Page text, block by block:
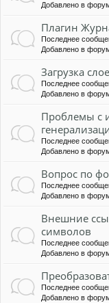
Добавлено в
Плагин
Последнее
Добавлено в
Загрузка
Последнее
Добавлено в
Проблемы с
Последнее
Добавлено в
Вопрос по
Последнее
Добавлено в
Внешние
символов
Последнее
Добавлено в
Последнее
Добавлено в